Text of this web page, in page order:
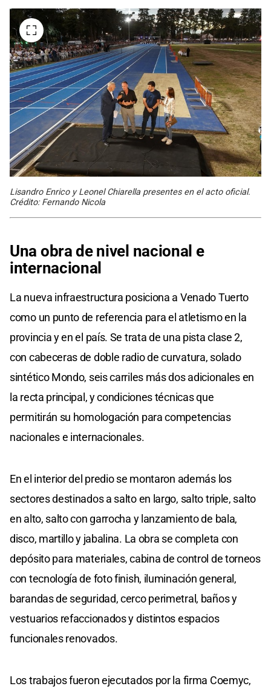
Lisandro Enrico y Leonel Chiarella presentes en el acto oficial.
Crédito: Fernando Nicola
Una obra de nivel nacional e
internacional
La nueva infraestructura posiciona a Venado Tuerto
como un punto de referencia para el atletismo en la
provincia y en el país. Se trata de una pista clase 2,
con cabeceras de doble radio de curvatura, solado
sintético Mondo, seis carriles más dos adicionales en
la recta principal, y condiciones técnicas que
permitirán su homologación para competencias
nacionales e internacionales.
En el interior del predio se montaron además los
sectores destinados a salto en largo, salto triple, salto
en alto, salto con garrocha y lanzamiento de bala,
disco, martillo y jabalina. La obra se completa con
depósito para materiales, cabina de control de torneos
con tecnología de foto finish, iluminación general,
barandas de seguridad, cerco perimetral, baños y
vestuarios refaccionados y distintos espacios
funcionales renovados.
Los trabajos fueron ejecutados por la firma Coemyc,